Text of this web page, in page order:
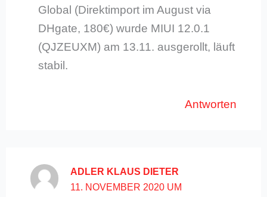
Global (Direktimport im August via
DHgate, 180€) wurde MIUI 12.0.1
(QJZEUXM) am 13.11. ausgerollt, läuft
stabil.
Antworten
ADLER KLAUS DIETER
11. NOVEMBER 2020 UM